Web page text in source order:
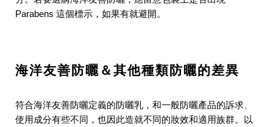
Parabens 這個標示，如果有就避開。
海洋友善防曬＆其他種類防曬的差異
符合海洋友善防曬定義的防曬乳，和一般防曬產品的訴求、
使用成分有些不同，也因此造就不同的妝效和適用族群。以